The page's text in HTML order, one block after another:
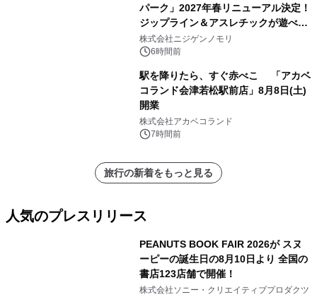
パーク」2027年春リニューアル決定！
ジップライン＆アスレチックが遊べる
のは今年が最後！ 「ラスト！ドキがム
ネムネ～大作戦！」始動
株式会社ニジゲンノモリ
6時間前
駅を降りたら、すぐ赤べこ 「アカベ
コランド会津若松駅前店」8月8日(土)
開業
株式会社アカベコランド
7時間前
旅行の新着をもっと見る
人気のプレスリリース
PEANUTS BOOK FAIR 2026が スヌ
ーピーの誕生日の8月10日より 全国の
書店123店舗で開催！
株式会社ソニー・クリエイティブプロダクツ